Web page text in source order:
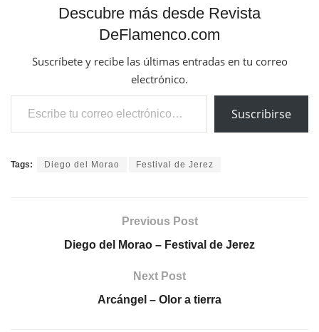
Descubre más desde Revista
DeFlamenco.com
Suscríbete y recibe las últimas entradas en tu correo
electrónico.
Escribe tu correo electrónico…
Suscribirse
Tags: Diego del Morao Festival de Jerez
Previous Post
Diego del Morao – Festival de Jerez
Next Post
Arcángel – Olor a tierra